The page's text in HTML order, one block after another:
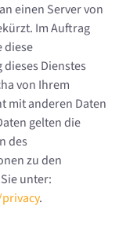
einen Server von
Im Auftrag
diese
Dienstes
von Ihrem
mit anderen Daten
gelten die
des
zu den
unter:
.